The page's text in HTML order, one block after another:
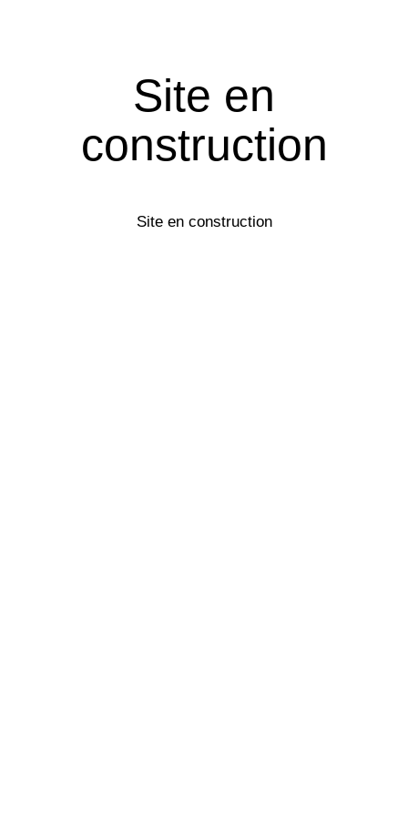
Site en
construction
Site en construction